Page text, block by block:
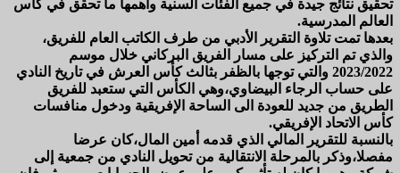
تحقيق نتائج جيدة في جميع الفئات السنية وأهمها ما تحقق في كأس
العالم المدرسية.
بعدها تمت تلاوة التقرير الأدبي من طرف الكاتب العام للفريق،
والذي تم التركيز على مسار الفريق البركاني خلال موسم
2023/2022 والتي توجها بالظفر بثالث كأس العرش في تاريخ النادي
على حساب الرجاء البيضاوي،وهي الكأس التي ستعبد للفريق
الطريق من جديد للعودة الى الساحة الإفريقية ودخول منافسات
كأس الاتحاد الإفريقي.
بالنسبة للتقرير المالي الذي قدمه أمين المال،كان عرضا
مفصلا،وذكر بالمرحلة الانتقالية من تحويل النادي من جمعية إلى